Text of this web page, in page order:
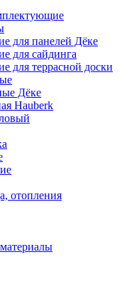
для панелей Дёке
для сайдинга
для террасной доски
Дёке
Hauberk
отопления